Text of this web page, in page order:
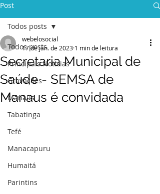
Post
Todos posts
Principais Notícias
Gravações
Manaus
Tabatinga
Tefé
Manacapuru
Humaitá
Parintins
Todos posts
Secretaria Municipal de
Saúde - SEMSA de
Manaus é convidada
webelosocial
17 de jan. de 2023 1 min de leitura